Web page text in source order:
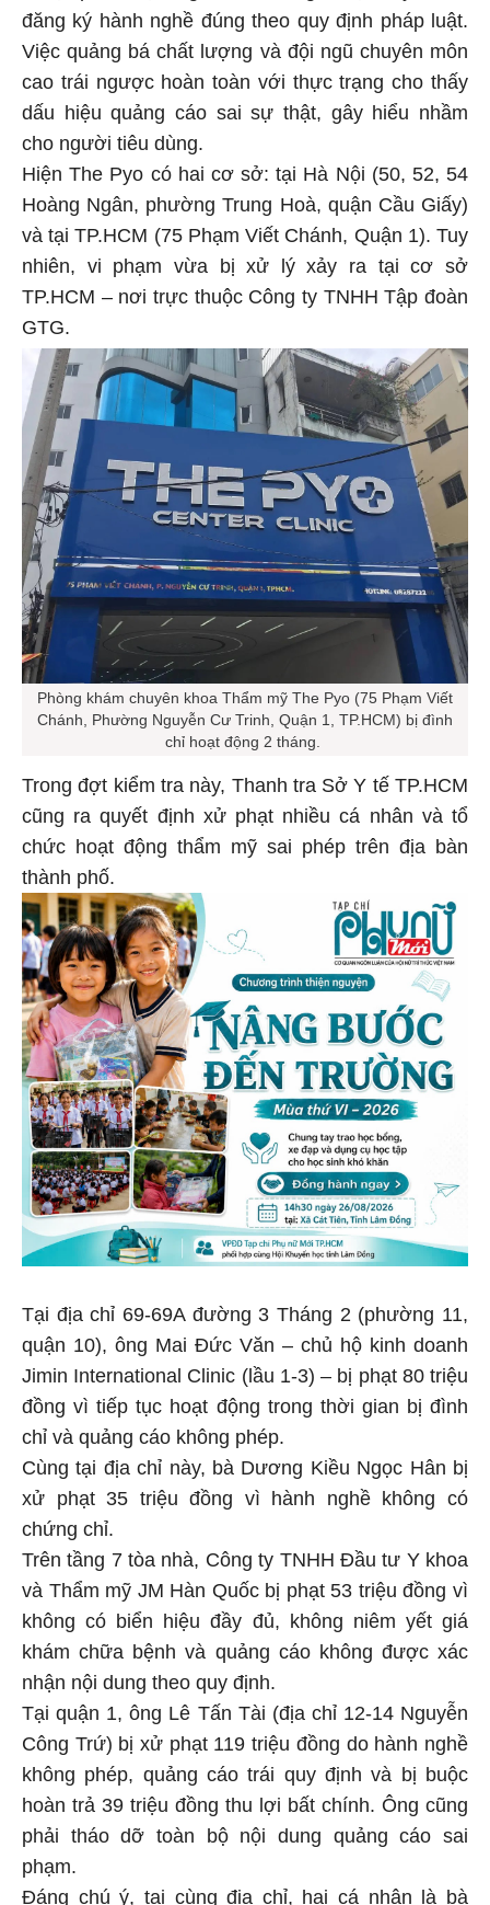
đăng ký hành nghề đúng theo quy định pháp luật.
Việc quảng bá chất lượng và đội ngũ chuyên môn
cao trái ngược hoàn toàn với thực trạng cho thấy
dấu hiệu quảng cáo sai sự thật, gây hiểu nhầm
cho người tiêu dùng.
Hiện The Pyo có hai cơ sở: tại Hà Nội (50, 52, 54
Hoàng Ngân, phường Trung Hoà, quận Cầu Giấy)
và tại TP.HCM (75 Phạm Viết Chánh, Quận 1). Tuy
nhiên, vi phạm vừa bị xử lý xảy ra tại cơ sở
TP.HCM – nơi trực thuộc Công ty TNHH Tập đoàn
GTG.
Phòng khám chuyên khoa Thẩm mỹ The Pyo (75 Phạm Viết
Chánh, Phường Nguyễn Cư Trinh, Quận 1, TP.HCM) bị đình
chỉ hoạt động 2 tháng.
Trong đợt kiểm tra này, Thanh tra Sở Y tế TP.HCM
cũng ra quyết định xử phạt nhiều cá nhân và tổ
chức hoạt động thẩm mỹ sai phép trên địa bàn
thành phố.
Tại địa chỉ 69-69A đường 3 Tháng 2 (phường 11,
quận 10), ông Mai Đức Văn – chủ hộ kinh doanh
Jimin International Clinic (lầu 1-3) – bị phạt 80 triệu
đồng vì tiếp tục hoạt động trong thời gian bị đình
chỉ và quảng cáo không phép.
Cùng tại địa chỉ này, bà Dương Kiều Ngọc Hân bị
xử phạt 35 triệu đồng vì hành nghề không có
chứng chỉ.
Trên tầng 7 tòa nhà, Công ty TNHH Đầu tư Y khoa
và Thẩm mỹ JM Hàn Quốc bị phạt 53 triệu đồng vì
không có biển hiệu đầy đủ, không niêm yết giá
khám chữa bệnh và quảng cáo không được xác
nhận nội dung theo quy định.
Tại quận 1, ông Lê Tấn Tài (địa chỉ 12-14 Nguyễn
Công Trứ) bị xử phạt 119 triệu đồng do hành nghề
không phép, quảng cáo trái quy định và bị buộc
hoàn trả 39 triệu đồng thu lợi bất chính. Ông cũng
phải tháo dỡ toàn bộ nội dung quảng cáo sai
phạm.
Đáng chú ý, tại cùng địa chỉ, hai cá nhân là bà